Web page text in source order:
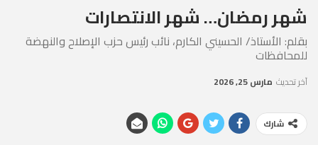
شهر رمضان… شهر الانتصارات
بقلم: الأستاذ/ الحسيني الكارم، نائب رئيس حزب الإصلاح والنهضة
للمحافظات
آخر تحديث مارس 25, 2026
شارك